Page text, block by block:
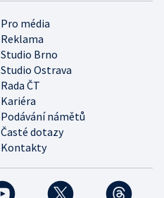
Pro média
Reklama
Studio Brno
Studio Ostrava
Rada ČT
Kariéra
Podávání námětů
Časté dotazy
Kontakty